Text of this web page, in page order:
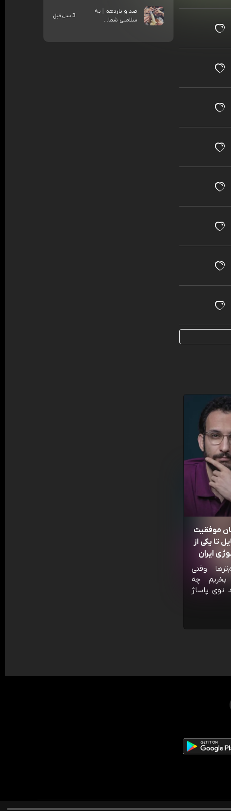
موفقیت
تا یکی از
ایران
وقتی
چه
توی پاساژ
صد و یازدهم | به
سلامتی شما...
3 سال قبل